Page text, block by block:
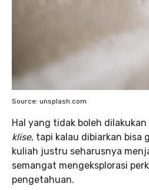
Source: unsplash.com
Hal yang tidak boleh
klise, tapi kalau dibiarkan bisa
kuliah justru seharusnya
semangat mengeksplorasi
pengetahuan.